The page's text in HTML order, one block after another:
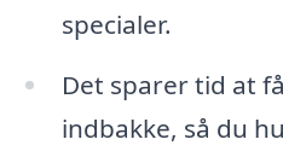
specialer.
Det sparer tid at
indbakke, så du